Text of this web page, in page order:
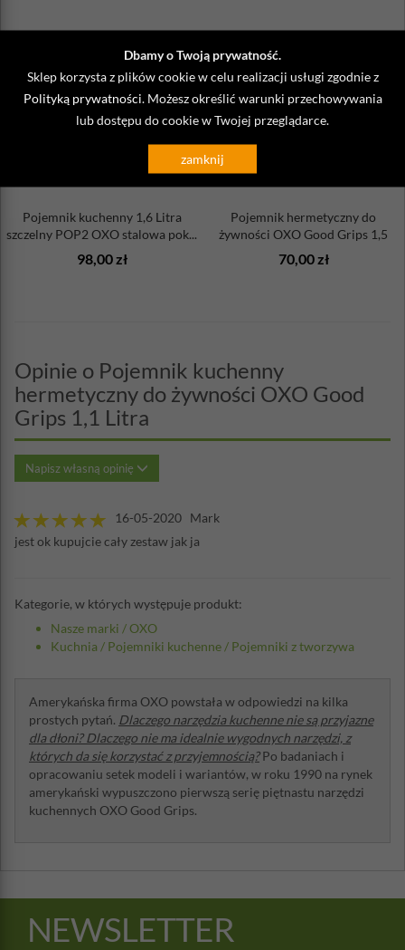
Dbamy o Twoją prywatność.
Sklep korzysta z plików cookie w celu realizacji usługi zgodnie z
Polityką prywatności . Możesz określić warunki przechowywania
lub dostępu do cookie w Twojej przeglądarce.
zamknij
Pojemnik kuchenny 1,6 Litra
szczelny POP2 OXO stalowa pok...
98,00 zł
Pojemnik hermetyczny do
żywności OXO Good Grips 1,5
Litra
70,00 zł
Opinie o Pojemnik kuchenny
hermetyczny do żywności OXO Good
Grips 1,1 Litra
Napisz własną opinię
16-05-2020 Mark
jest ok kupujcie cały zestaw jak ja
Kategorie, w których występuje produkt:
Nasze marki /OXO
Kuchnia / Pojemniki kuchenne / Pojemniki z tworzywa
Amerykańska firma OXO powstała w odpowiedzi na kilka
prostych pytań. Dlaczego narzędzia kuchenne nie są przyjazne
dla dłoni? Dlaczego nie ma idealnie wygodnych narzędzi, z
których da się korzystać z przyjemnością?Po badaniach i
opracowaniu setek modeli i wariantów, w roku 1990 na rynek
amerykański wypuszczono pierwszą serię piętnastu narzędzi
kuchennych OXO Good Grips.
NEWSLETTER